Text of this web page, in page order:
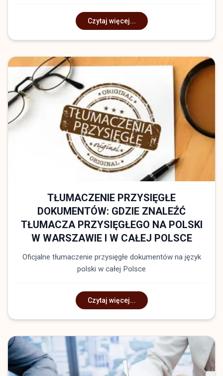
Czytaj więcej...
TŁUMACZENIE PRZYSIĘGŁE
DOKUMENTÓW: GDZIE ZNALEŹĆ
TŁUMACZA PRZYSIĘGŁEGO NA POLSKI
W WARSZAWIE I W CAŁEJ POLSCE
Oficjalne tłumaczenie przysięgłe dokumentów na język
polski w całej Polsce
Czytaj więcej...